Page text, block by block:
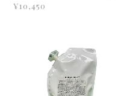
¥10,450